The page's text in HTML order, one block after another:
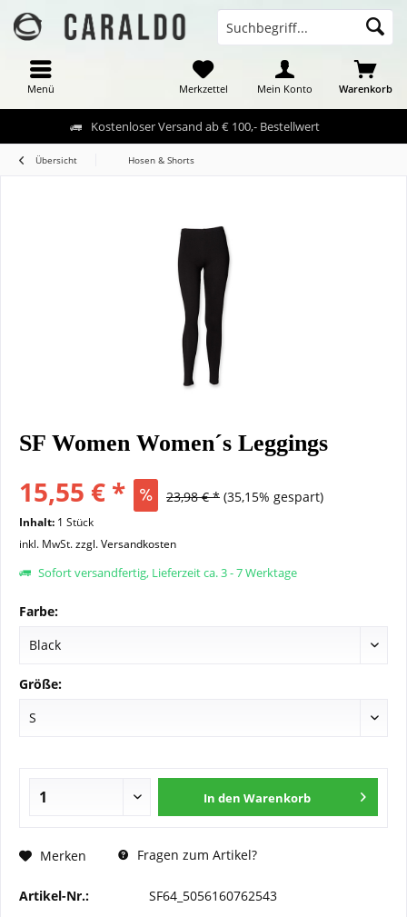
Kostenloser Versand ab € 100,- Bestellwert
Menü Warenkorb
Merkzettel Mein Konto
Übersicht Hosen & Shorts
SF Women Women´s Leggings
15,55 € * 23,98 € * (35,15% gespart)
Inhalt: 1 Stück
inkl. MwSt.zzgl. Versandkosten
Sofort versandfertig, Lieferzeit ca. 3 - 7 Werktage
Farbe:
Größe:
In den Warenkorb
Merken Fragen zum Artikel?
Artikel-Nr.: SF64_5056160762543